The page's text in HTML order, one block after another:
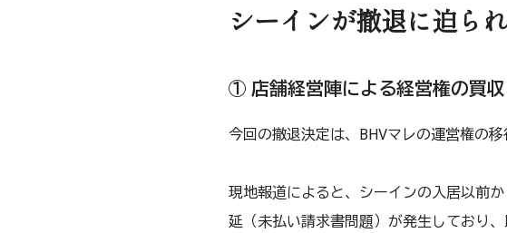
シーインが撤退に迫ら
① 店舗経営陣による経営権の買
今回の撤退決定は、BHVマレの運営権の
現地報道によると、シーインの入居以前
延（未払い請求書問題）が発生しており